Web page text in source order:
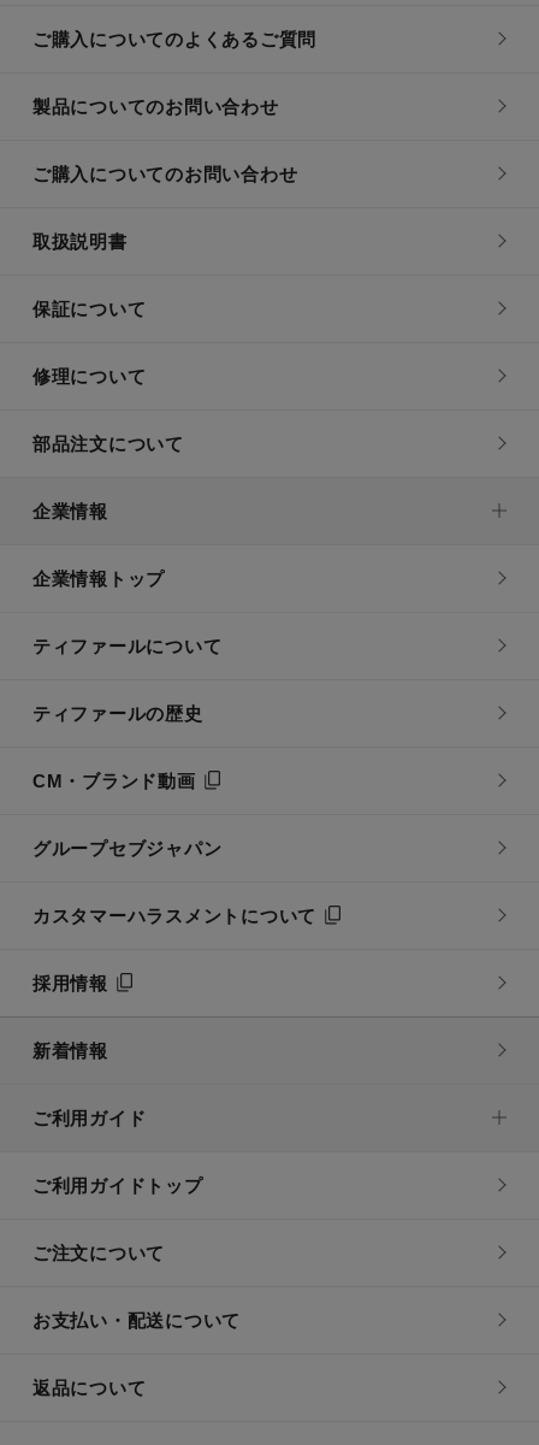
ご購入についてのよくあるご質問
製品についてのお問い合わせ
ご購入についてのお問い合わせ
取扱説明書
保証について
修理について
部品注文について
企業情報
企業情報トップ
ティファールについて
ティファールの歴史
CM・ブランド動画
グループセブジャパン
カスタマーハラスメントについて
採用情報
新着情報
ご利用ガイド
ご利用ガイドトップ
ご注文について
お支払い・配送について
返品について